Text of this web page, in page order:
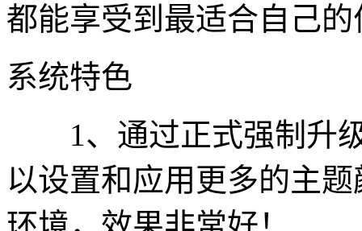
都能享受到最适合自己
系统特色
1、通过正式强制升级
以设置和应用更多的主